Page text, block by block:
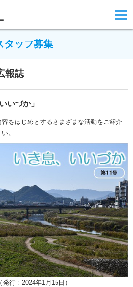
タッフ募集
報誌
いづか」
をはじめとするさまざまな活動をご紹介
。
発行：2024年1月15日）